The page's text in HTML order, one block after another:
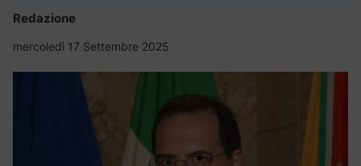
Redazione
mercoledì 17 Settembre 2025